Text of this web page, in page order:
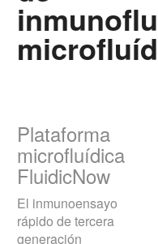
Plataforma
microfluídica
FluidicNow
El inmunoensayo
rápido de tercera
generación